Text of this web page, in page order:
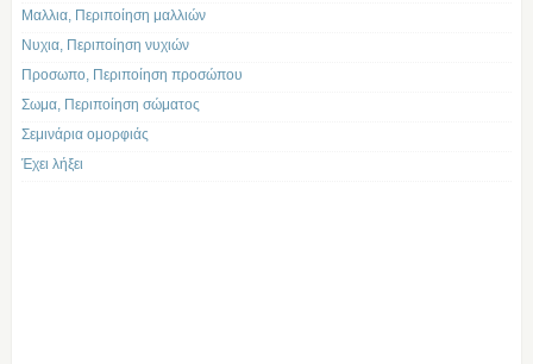
Μαλλια, Περιποίηση μαλλιών
Νυχια, Περιποίηση νυχιών
Προσωπο, Περιποίηση προσώπου
Σωμα, Περιποίηση σώματος
Σεμινάρια ομορφιάς
Έχει λήξει